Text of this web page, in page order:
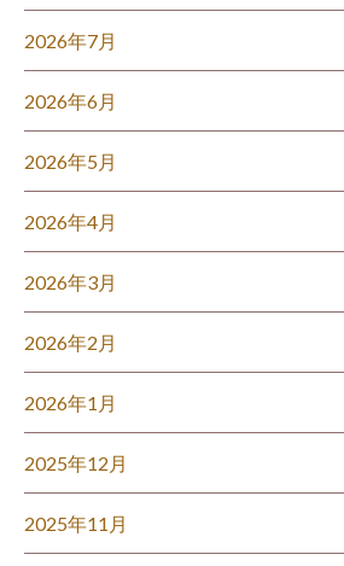
2026年7月
2026年6月
2026年5月
2026年4月
2026年3月
2026年2月
2026年1月
2025年12月
2025年11月